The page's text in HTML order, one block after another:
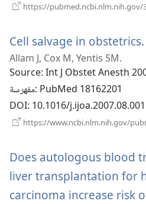
https://pubmed.ncbi.nlm.nih.gov/
Cell salvage in obstetrics.
Allam J, Cox M, Yentis SM.
Source‎: Int J Obstet Anesth
مفهرسة‎: PubMed 18162201
DOI‎: 10.1016/j.ijoa.2007.08.001
https://www.ncbi.nlm.nih.gov/
Does autologous blood
liver transplantation for
carcinoma increase risk